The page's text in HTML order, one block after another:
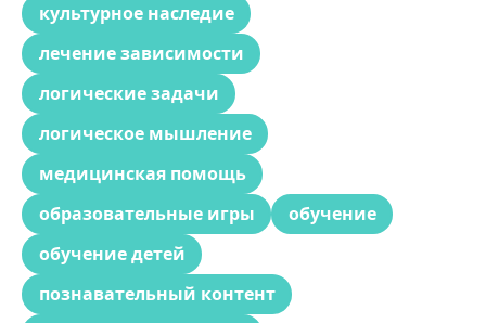
культурное наследие
лечение зависимости
логические задачи
логическое мышление
медицинская помощь
образовательные игры
обучение
обучение детей
познавательный контент